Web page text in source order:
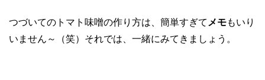
つづいてのトマト味噌の作り方は、簡単すぎて メモもいり
いません～（笑）それでは、一緒にみてきましょう。